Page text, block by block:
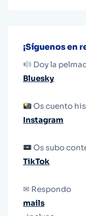
¡Síguenos en
Doy la
Bluesky
Os cuento
Instagram
Os subo
TikTok
✉ Respondo
mails